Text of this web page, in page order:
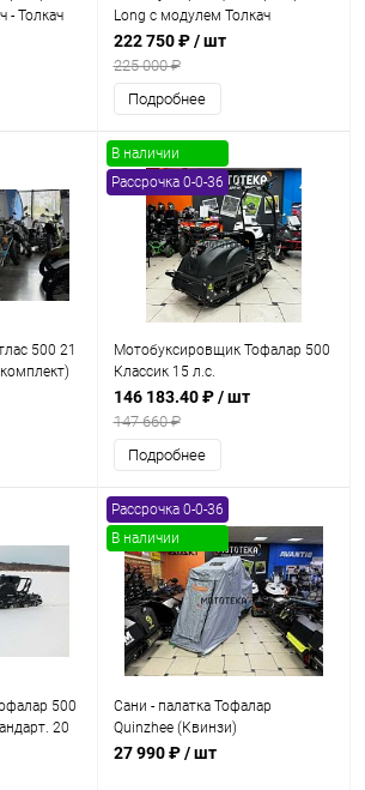
- Толкач
с
Long с модулем Толкач
стандарт. 20 л.с.. с реверсом. с
электростартером. с
подогревом. катковая
222 750 ₽/ шт
225 000 ₽
Подробнее
500 21
В наличии
Рассрочка 0-0-36
Мотобуксировщик Тофалар 500
Классик 15 л.с.
146 183.40 ₽/ шт
147 660 ₽
Подробнее
500
20
Рассрочка 0-0-36
В наличии
Сани - палатка Тофалар
Quinzhee (Квинзи)
27 990 ₽/ шт